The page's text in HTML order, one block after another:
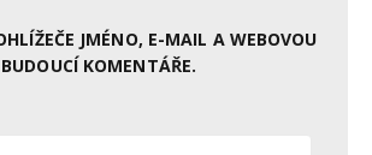
JMÉNO, E-MAIL A WEBOVOU
KOMENTÁŘE.